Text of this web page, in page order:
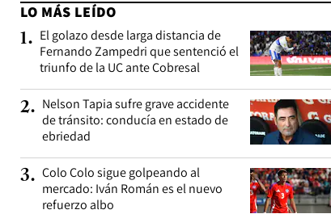
LO MÁS LEÍDO
1. El golazo desde larga distancia de
Fernando Zampedri que sentenció el
triunfo de la UC ante Cobresal
2. Nelson Tapia sufre grave accidente
de tránsito: conducía en estado de
ebriedad
3. Colo Colo sigue golpeando al
mercado: Iván Román es el nuevo
refuerzo albo